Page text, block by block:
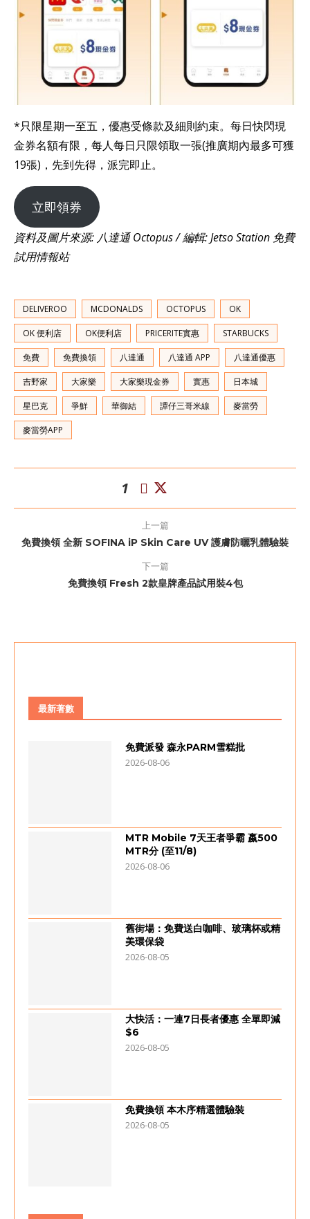
*只限星期一至五，優惠受條款及細則約束。每日快閃現
金券名額有限，每人每日只限領取一張(推廣期內最多可獲
19張)，先到先得，派完即止。
立即領券
資料及圖片來源: 八達通 Octopus / 編輯: Jetso Station 免費
試用情報站
DELIVEROO MCDONALDS OCTOPUS OK
OK 便利店 OK便利店 PRICERITE實惠 STARBUCKS
免費 免費換領 八達通 八達通 APP 八達通優惠
吉野家 大家樂 大家樂現金券 實惠 日本城
星巴克 爭鮮 華御結 譚仔三哥米線 麥當勞
麥當勞APP
1
上一篇
免費換領 全新 SOFINA iP Skin Care UV 護膚防曬乳體驗裝
下一篇
免費換領 Fresh 2款皇牌產品試用裝4包
最新著數
免費派發 森永PARM雪糕批
2026-08-06
MTR Mobile 7天王者爭霸 嬴500
MTR分 (至11/8)
2026-08-06
舊街場：免費送白咖啡、玻璃杯或精
美環保袋
2026-08-05
大快活：一連7日長者優惠 全單即減
$6
2026-08-05
免費換領 本木序精選體驗裝
2026-08-05